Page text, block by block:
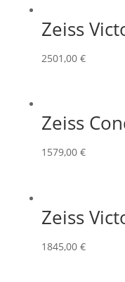
Zeiss
2501,00 €
Zeiss
1579,00 €
Zeiss
1845,00 €